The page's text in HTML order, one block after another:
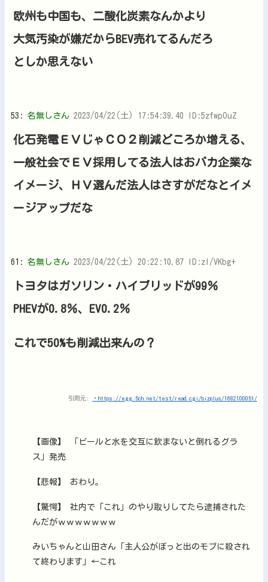
欧州も中国も、二酸化炭素なんかより
大気汚染が嫌だからBEV売れてるんだろ
としか思えない
53: 名無しさん 2023/04/22(土) 17:54:39.40 ID:5zfwpOuZ
化石発電ＥＶじゃＣＯ２削減どころか増える、
一般社会でＥＶ採用してる法人はおバカ企業な
イメージ、ＨＶ選んだ法人はさすがだなとイメ
ージアップだな
61: 名無しさん 2023/04/22(土) 20:22:10.87 ID:zl/VKbg+
トヨタはガソリン・ハイブリッドが99％
PHEVが0.8％、EV0.2％
これで50%も削減出来んの？
引用元: ・https://egg.5ch.net/test/read.cgi/bizplus/1682100051/
【画像】 「ビールと水を交互に飲まないと倒れるグラ
ス」発売
【悲報】 おわり。
【驚愕】 社内で「これ」のやり取りしてたら逮捕された
んだがｗｗｗｗｗｗｗ
みいちゃんと山田さん「主人公がぽっと出のモブに殺され
て終わります」←これ